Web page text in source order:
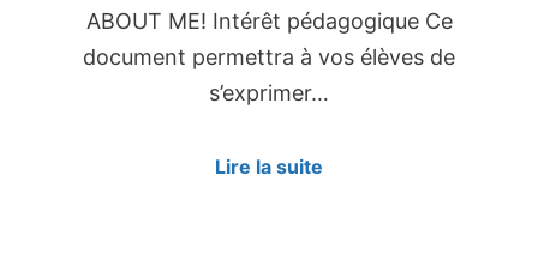
ABOUT ME! Intérêt pédagogique Ce
document permettra à vos élèves de
s’exprimer…
Lire la suite